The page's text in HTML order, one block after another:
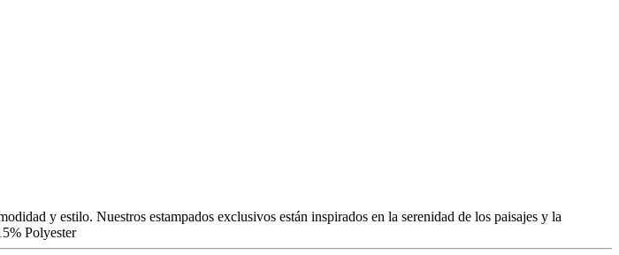
y estilo. Nuestros estampados exclusivos están inspirados en la serenidad de los paisajes y la
Polyester